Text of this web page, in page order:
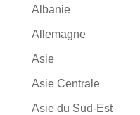
Albanie
Allemagne
Asie
Asie Centrale
Asie du Sud-Est